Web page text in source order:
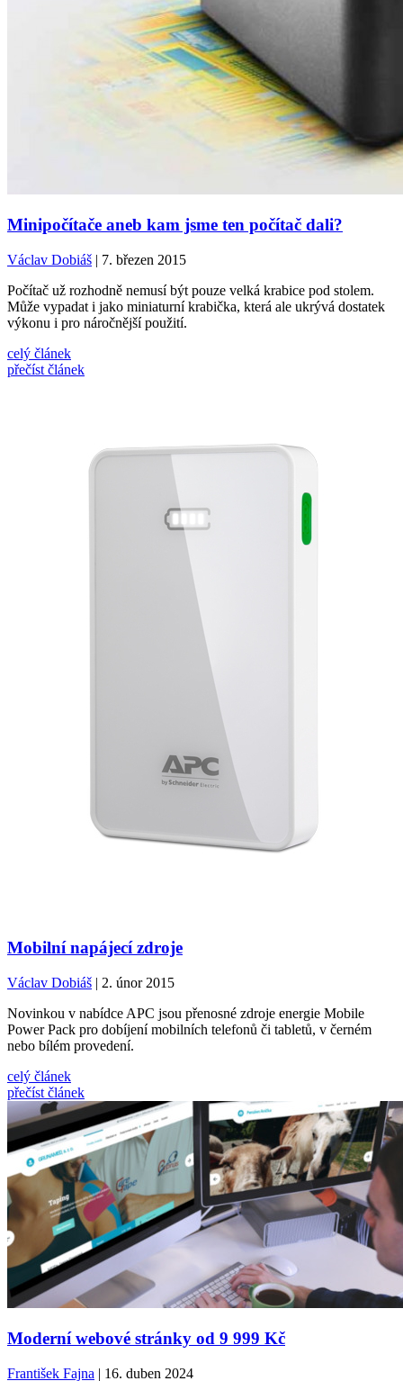
Minipočítače aneb kam jsme ten počítač dali?
Václav Dobiáš | 7. březen 2015
Počítač už rozhodně nemusí být pouze velká krabice pod stolem.
Může vypadat i jako miniaturní krabička, která ale ukrývá dostatek
výkonu i pro náročnější použití.
celý článek
přečíst článek
Mobilní napájecí zdroje
Václav Dobiáš | 2. únor 2015
Novinkou v nabídce APC jsou přenosné zdroje energie Mobile
Power Pack pro dobíjení mobilních telefonů či tabletů, v černém
nebo bílém provedení.
celý článek
přečíst článek
Moderní webové stránky od 9 999 Kč
František Fajna | 16. duben 2024